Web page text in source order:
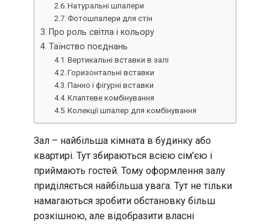
Натуральні шпалери
Фотошпалери для стін
Про роль світла і кольору
Таїнство поєднань
Вертикальні вставки в залі
Горизонтальні вставки
Панно і фігурні вставки
Клаптеве комбінування
Колекції шпалер для комбінування
Зал – найбільша кімната в будинку або
квартирі. Тут збираються всією сім’єю і
приймають гостей. Тому оформлення залу
приділяється найбільша увага. Тут не тільки
намагаються зробити обстановку більш
розкішною, але відобразити власні